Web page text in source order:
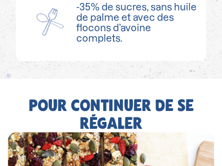
-35% de sucres, sans huile
de palme et avec des
flocons d’avoine
complets.
POUR CONTINUER DE SE
RÉGALER